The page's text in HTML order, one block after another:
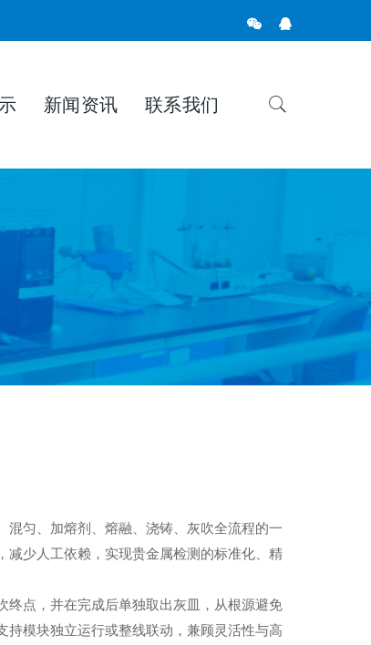
新闻资讯 联系我们
匀、加熔剂、熔融、浇铸、灰吹全流程的一
少人工依赖，实现贵金属检测的标准化、精
终点，并在完成后单独取出灰皿，从根源避免
模块独立运行或整线联动，兼顾灵活性与高